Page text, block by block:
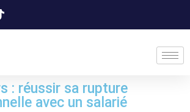
: réussir sa rupture
avec un salarié